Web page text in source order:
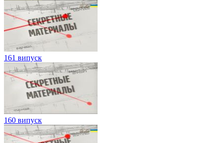
161 випуск
160 випуск